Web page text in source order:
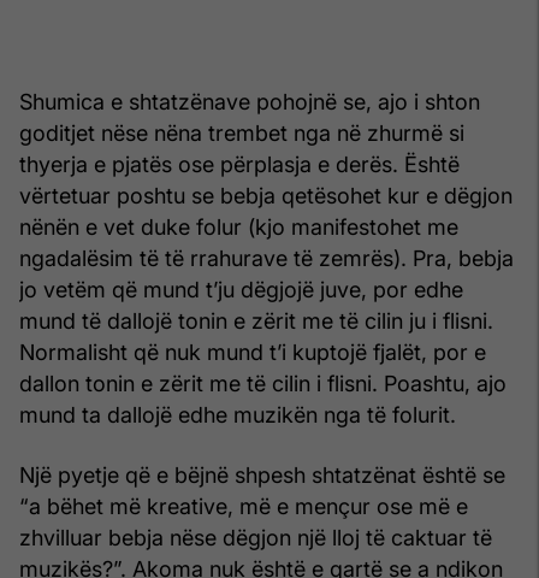
Shumica e shtatzënave pohojnë se, ajo i shton
goditjet nëse nëna trembet nga në zhurmë si
thyerja e pjatës ose përplasja e derës. Është
vërtetuar poshtu se bebja qetësohet kur e dëgjon
nënën e vet duke folur (kjo manifestohet me
ngadalësim të të rrahurave të zemrës). Pra, bebja
jo vetëm që mund t’ju dëgjojë juve, por edhe
mund të dallojë tonin e zërit me të cilin ju i flisni.
Normalisht që nuk mund t’i kuptojë fjalët, por e
dallon tonin e zërit me të cilin i flisni. Poashtu, ajo
mund ta dallojë edhe muzikën nga të folurit.
Një pyetje që e bëjnë shpesh shtatzënat është se
“a bëhet më kreative, më e mençur ose më e
zhvilluar bebja nëse dëgjon një lloj të caktuar të
muzikës?”. Akoma nuk është e qartë se a ndikon